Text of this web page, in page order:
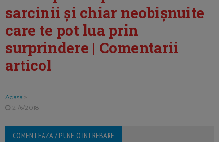
sarcinii și chiar neobișnuite
care te pot lua prin
surprindere | Comentarii
articol
Acasa >
21/6/2018
COMENTEAZA / PUNE O INTREBARE